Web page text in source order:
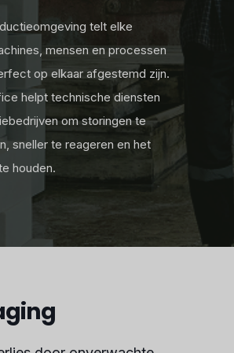
telt elke
mensen en processen
op elkaar afgestemd zijn.
helpt technische diensten
om storingen te
sneller te reageren en het
houden.